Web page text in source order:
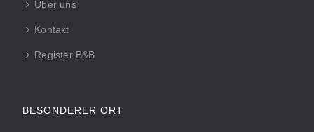
Über uns
Kontakt
Register B&B
BESONDERER ORT